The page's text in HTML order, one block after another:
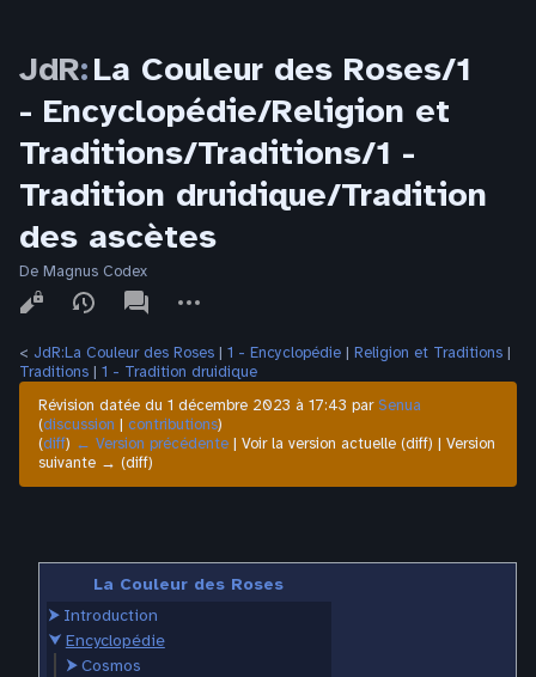
JdR:La Couleur des Roses/1
- Encyclopédie/Religion et
Traditions/Traditions/1 -
Tradition druidique/Tradition
des ascètes
De Magnus Codex
Affichages
associated-
pages
actions
< JdR:La Couleur des Roses ‎ | 1 - Encyclopédie ‎ | Religion et Traditions ‎ |
Traditions ‎ | 1 - Tradition druidique
Révision datée du 1 décembre 2023 à 17:43 parSenua
(discussion | contributions)
(diff) ← Version précédente | Voir la version actuelle (diff) | Version
suivante → (diff)
La Couleur des Roses
⮞ Introduction
⮟ Encyclopédie
⮞Cosmos